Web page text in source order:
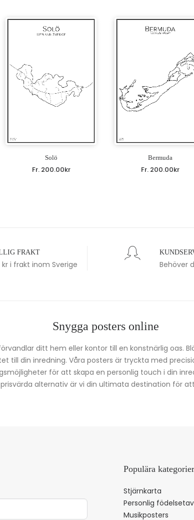
Solö
Fr. 200.00kr
Bermuda
Fr. 200.00kr
FRAKT
kr i frakt inom Sverige Behöver
Snygga posters online
ditt hem eller kontor till en konstnärlig oas.
till din inredning. Våra posters är tryckta med
för att skapa en personlig touch i din
alternativ är vi din ultimata destination för
Populära kategorier
Stjärnkarta
Personlig
Musikposters